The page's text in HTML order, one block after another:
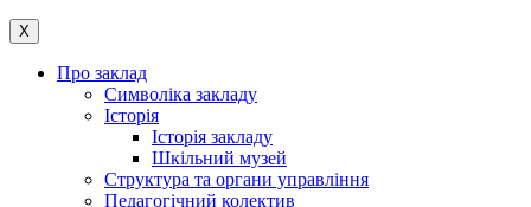
X
Про заклад
Символіка закладу
Історія
Історія закладу
Шкільний музей
Структура та органи управління
Педагогічний колектив